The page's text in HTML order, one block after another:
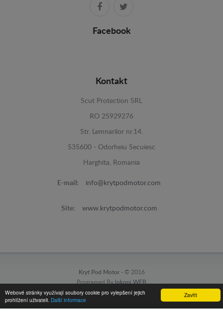
Zavřít
Webové stránky využívají soubory cookie pro vylepšení jejich
prohlížení uživateli. Další informace
Facebook
Kontakt
Scut Protection SRL
RO 25929276
Str. Lemnarilor nr.14.
535600 - Odorheiu Secuiesc
Harghita, Romania
E-mail: info@krytpodmotor.com
Site: www.krytpodmotor.com
Kryt Pod Motor - © 2016
Programed By lokopi WEB